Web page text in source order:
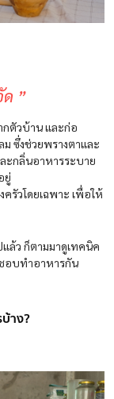
”
ตัวบ้าน และก่อ
ซึ่งช่วยพรางตาและ
ะกลิ่นอาหารระบาย
ยู่
รัวโดยเฉพาะ เพื่อให้
ล้ว ก็ตามมาดูเทคนิค
อบทำอาหารกัน
าง?